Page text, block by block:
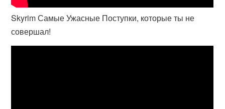
Skyrim Самые Ужасные Поступки, которые ты не
совершал!